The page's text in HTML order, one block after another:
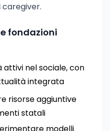
fondazioni
attivi nel sociale, con
integrata
risorse aggiuntive
statali